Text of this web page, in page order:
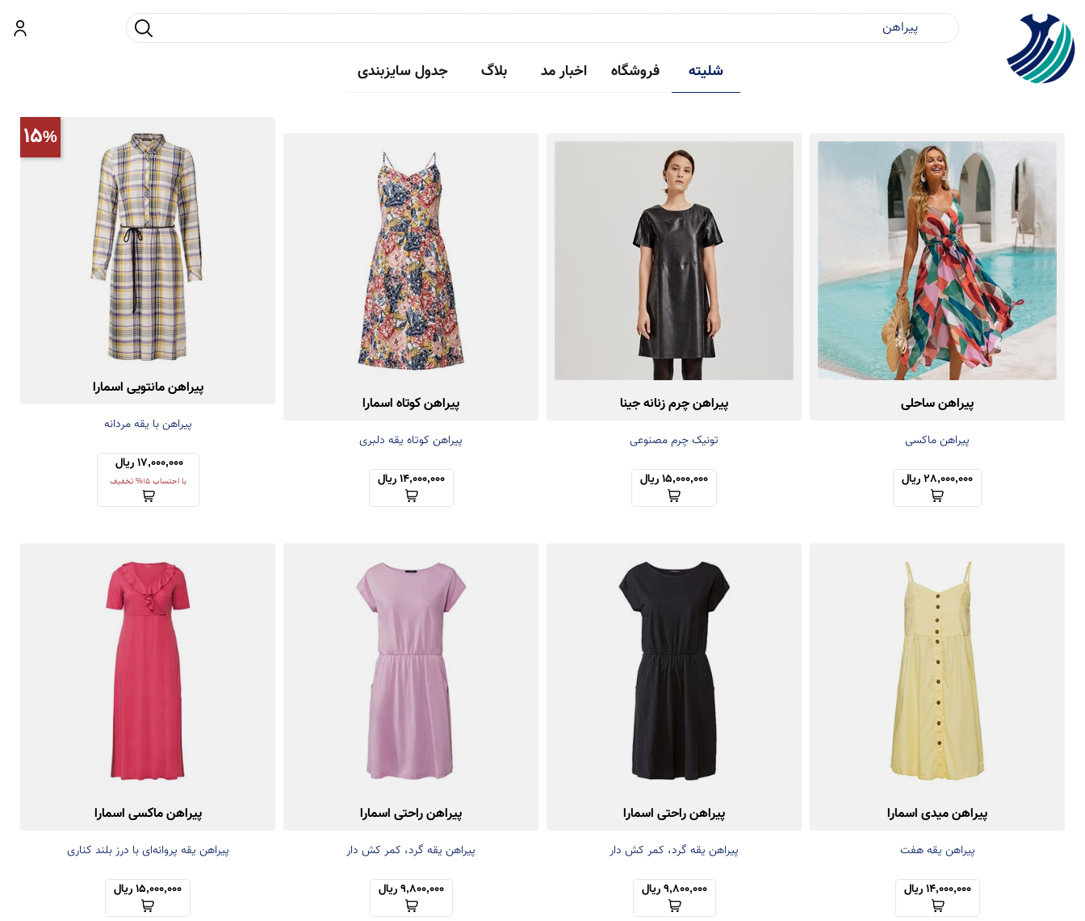
ورود جست و جو
شلیته فروشگاه اخبار مد بلاگ جدول سایزبندی
پیراهن ساحلی
پیراهن ماکسی
28,000,000 ریال
پیراهن چرم زنانه جینا
تونیک چرم مصنوعی
15,000,000 ریال
پیراهن کوتاه اسمارا
پیراهن کوتاه یقه دلبری
14,000,000 ریال
15
پیراهن مانتویی اسمارا
پیراهن با یقه مردانه
17,000,000 ریال
با احتساب 15% تخفیف
پیراهن میدی اسمارا
پیراهن یقه هفت
14,000,000 ریال
پیراهن راحتی اسمارا
پیراهن یقه گرد، کمر کش دار
9,800,000 ریال
پیراهن راحتی اسمارا
پیراهن یقه گرد، کمر کش دار
9,800,000 ریال
پیراهن ماکسی اسمارا
پیراهن یقه پروانه‌ای با درز بلند کناری
15,000,000 ریال